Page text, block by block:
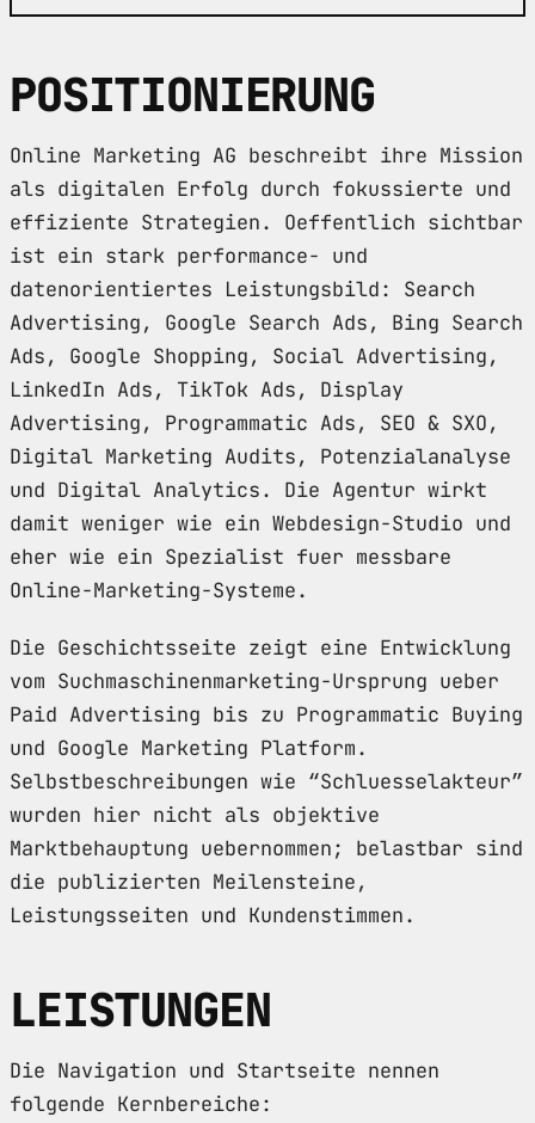
POSITIONIERUNG
Online Marketing AG beschreibt ihre Mission
als digitalen Erfolg durch fokussierte und
effiziente Strategien. Oeffentlich sichtbar
ist ein stark performance- und
datenorientiertes Leistungsbild: Search
Advertising, Google Search Ads, Bing Search
Ads, Google Shopping, Social Advertising,
LinkedIn Ads, TikTok Ads, Display
Advertising, Programmatic Ads, SEO & SXO,
Digital Marketing Audits, Potenzialanalyse
und Digital Analytics. Die Agentur wirkt
damit weniger wie ein Webdesign-Studio und
eher wie ein Spezialist fuer messbare
Online-Marketing-Systeme.
Die Geschichtsseite zeigt eine Entwicklung
vom Suchmaschinenmarketing-Ursprung ueber
Paid Advertising bis zu Programmatic Buying
und Google Marketing Platform.
Selbstbeschreibungen wie “Schluesselakteur”
wurden hier nicht als objektive
Marktbehauptung uebernommen; belastbar sind
die publizierten Meilensteine,
Leistungsseiten und Kundenstimmen.
LEISTUNGEN
Die Navigation und Startseite nennen
folgende Kernbereiche: